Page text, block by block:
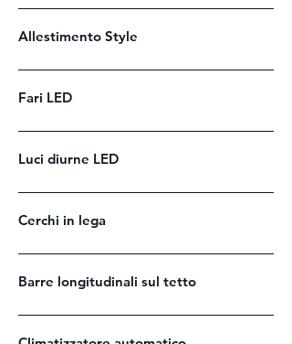
Allestimento Style
Fari LED
Luci diurne LED
Cerchi in lega
Barre longitudinali sul tetto